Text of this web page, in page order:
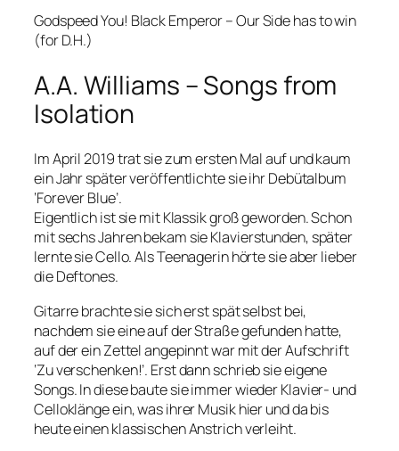
Godspeed You! Black Emperor – Our Side has to win
(for D.H.)
A.A. Williams – Songs from
Isolation
Im April 2019 trat sie zum ersten Mal auf und kaum
ein Jahr später veröffentlichte sie ihr Debütalbum
‘Forever Blue’.
Eigentlich ist sie mit Klassik groß geworden. Schon
mit sechs Jahren bekam sie Klavierstunden, später
lernte sie Cello. Als Teenagerin hörte sie aber lieber
die Deftones.
Gitarre brachte sie sich erst spät selbst bei,
nachdem sie eine auf der Straße gefunden hatte,
auf der ein Zettel angepinnt war mit der Aufschrift
‘Zu verschenken!’. Erst dann schrieb sie eigene
Songs. In diese baute sie immer wieder Klavier- und
Celloklänge ein, was ihrer Musik hier und da bis
heute einen klassischen Anstrich verleiht.